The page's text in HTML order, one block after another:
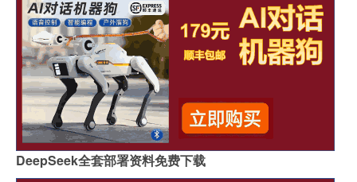
DeepSeek全套部署资料免费下载